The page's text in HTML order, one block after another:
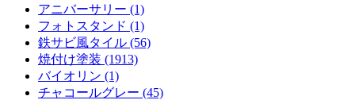
アニバーサリー (1)
フォトスタンド (1)
鉄サビ風タイル (56)
焼付け塗装 (1913)
バイオリン (1)
チャコールグレー (45)